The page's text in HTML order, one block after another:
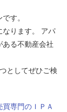
す。
なります。 アパ
ある不動産会社
としてぜひご検
専門のＩＰＡ